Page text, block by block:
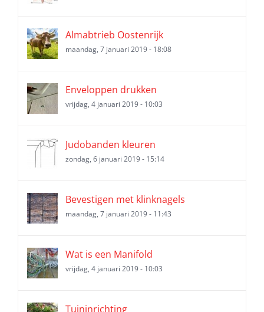
Almabtrieb Oostenrijk
maandag, 7 januari 2019 - 18:08
Enveloppen drukken
vrijdag, 4 januari 2019 - 10:03
Judobanden kleuren
zondag, 6 januari 2019 - 15:14
Bevestigen met klinknagels
maandag, 7 januari 2019 - 11:43
Wat is een Manifold
vrijdag, 4 januari 2019 - 10:03
Tuininrichting